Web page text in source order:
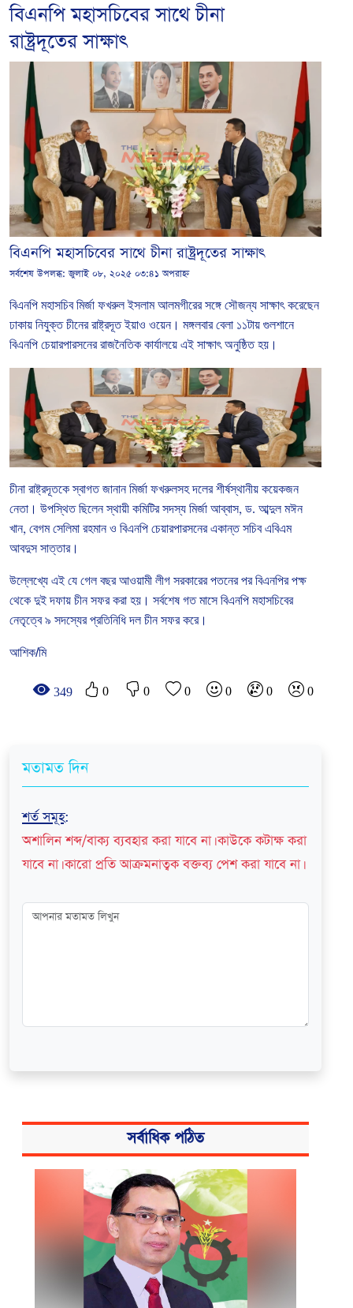
বিএনপি মহাসচিবের সাথে চীনা
রাষ্ট্রদূতের সাক্ষাৎ
বিএনপি মহাসচিবের সাথে চীনা রাষ্ট্রদূতের সাক্ষাৎ
সর্বশেষ উপলব্ধ:জুলাই ০৮, ২০২৫ ০৩:৪১ অপরাহ্ন
বিএনপি মহাসচিব মির্জা ফখরুল ইসলাম আলমগীরের সঙ্গে সৌজন্য সাক্ষাৎ করেছেন
ঢাকায় নিযুক্ত চীনের রাষ্ট্রদূত ইয়াও ওয়েন। মঙ্গলবার বেলা ১১টায় গুলশানে
বিএনপি চেয়ারপারসনের রাজনৈতিক কার্যালয়ে এই সাক্ষাৎ অনুষ্ঠিত হয়।
চীনা রাষ্ট্রদূতকে স্বাগত জানান মির্জা ফখরুলসহ দলের শীর্ষস্থানীয় কয়েকজন
নেতা। উপস্থিত ছিলেন স্থায়ী কমিটির সদস্য মির্জা আব্বাস, ড. আব্দুল মঈন
খান, বেগম সেলিমা রহমান ও বিএনপি চেয়ারপারসনের একান্ত সচিব এবিএম
আবদুস সাত্তার।
উল্লেখ্যে এই যে গেল বছর আওয়ামী লীগ সরকারের পতনের পর বিএনপির পক্ষ
থেকে দুই দফায় চীন সফর করা হয়। সর্বশেষ গত মাসে বিএনপি মহাসচিবের
নেতৃত্বে ৯ সদস্যের প্রতিনিধি দল চীন সফর করে।
আশিক/মি
349 0 0 0 0 0 0
মতামত দিন
শর্ত সমূহ:
অশালিন শব্দ/বাক্য ব্যবহার করা যাবে না। কাউকে কটাক্ষ করা
যাবে না। কারো প্রতি আক্রমনাত্বক বক্তব্য পেশ করা যাবে না।
সর্বাধিক পঠিত